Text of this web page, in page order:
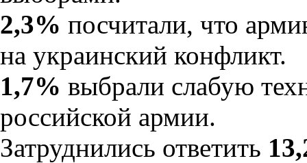
2,3% посчитали, что
на украинский конфликт.
1,7% выбрали слабую
российской армии.
Затруднились ответить